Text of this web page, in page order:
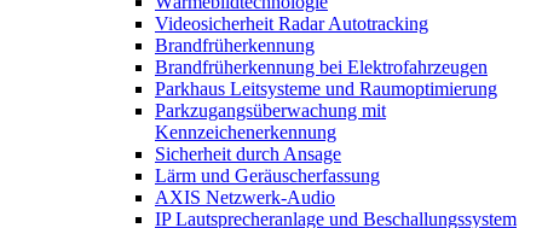
Videosicherheit Radar Autotracking​
Brandfrüherkennung
Brandfrüherkennung bei Elektrofahrzeugen
Parkhaus Leitsysteme und Raumoptimierung
Parkzugangsüberwachung mit
Kennzeichenerkennung
Sicherheit durch Ansage
Lärm und Geräuscherfassung
AXIS Netzwerk-Audio
IP Lautsprecheranlage und Beschallungssystem